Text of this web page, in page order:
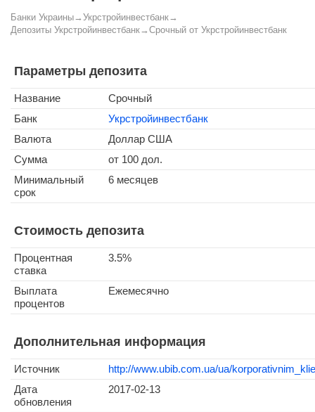
Банки Украины→ Укрстройинвестбанк→
Депозиты Укрстройинвестбанк→ Срочный от Укрстройинвестбанк
Параметры депозита
Название
Срочный
Банк
Укрстройинвестбанк
Валюта
Доллар США
Сумма
от 100 дол.
Минимальный
срок
6 месяцев
Стоимость депозита
Процентная
ставка
3.5%
Выплата
процентов
Ежемесячно
Дополнительная информация
Источник
http://www.ubib.com.ua/ua/
Дата
обновления
2017-02-13